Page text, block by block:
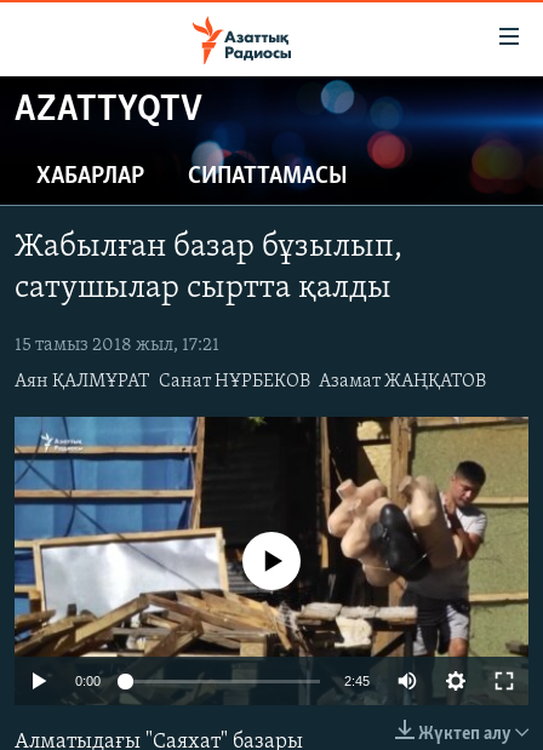
Skip
to
content
to
main
Navigation
Skip
ЖАҢАЛЫҚТАР
САЯСАТ
ҚАҢТАР ОҚИҒАСЫ
АДАМ ҚҰҚЫҚТАРЫ
ӘЛЕУМЕТ
ӘЛЕМ
АРНАЙЫ ЖОБАЛАР
Русский
ЖАЗЫЛЫҢЫЗ
Басқа тілдерде
AZATTYQTV
ХАБАРЛАР СИПАТТАМАСЫ
Жабылған базар бұзылып,
сатушылар сыртта қалды
15 тамыз 2018 жыл, 17:21
Аян ҚАЛМҰРАТ Санат НҰРБЕКОВ Азамат ЖАҢҚАТОВ
No media source currently available
0:00 2:45
Жүктеп алу
Алматыдағы "Саяхат" базары